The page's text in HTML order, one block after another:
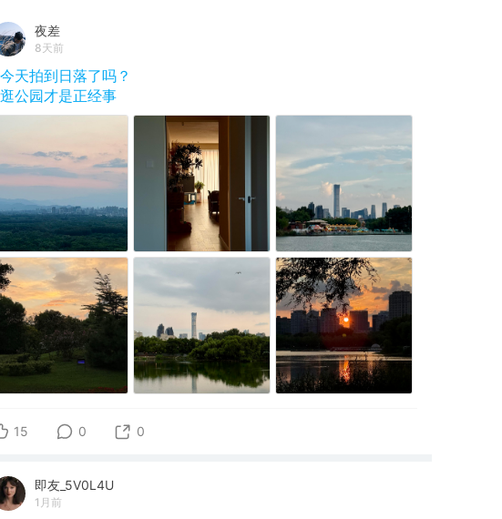
夜差
8天前
天拍到日落了吗？
公园才是正经事
15 0 0
即友_5V0L4U
1月前